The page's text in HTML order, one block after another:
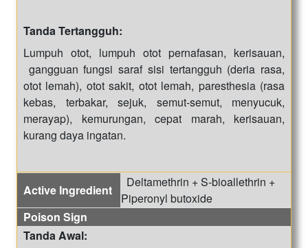
Tanda Tertangguh:
Lumpuh otot, lumpuh otot pernafasan, kerisauan,
gangguan fungsi saraf sisi tertangguh (deria rasa,
otot lemah), otot sakit, otot lemah, paresthesia (rasa
kebas, terbakar, sejuk, semut-semut, menyucuk,
merayap), kemurungan, cepat marah, kerisauan,
kurang daya ingatan.
Active Ingredient
Deltamethrin + S-bioallethrin +
Piperonyl butoxide
Poison Sign
Tanda Awal: